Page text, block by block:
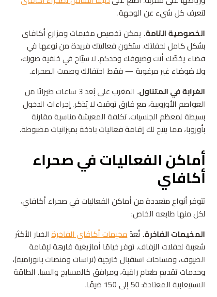
لتعرف كل شيء عن الوجهة.
الخصوصية التامة. يمكن تخصيص مخيمات ومزارع أكافاي
بشكل كامل لحفلتك. ستكون فعاليتك فريدة من نوعها في
فضاء يخصّك أنت وضيوفك وحدكم. لا سيّاح في خلفية صورك،
ولا ضوضاء غير مرغوبة — فقط احتفالك وصمت الصحراء.
الغرابة في المتناول.
المغرب على بُعد 3 ساعات طيرانًا من
العواصم الأوروبية، مع فارق توقيت لا يُذكر. إجراءات الدخول
بسيطة لمعظم الجنسيات. تكلفة المعيشة مناسبة مقارنة
بأوروبا، مما يتيح لك إقامة فعاليات باذخة بميزانيات مضبوطة.
أماكن الفعاليات في صحراء
أكافاي
تتوفر أنواع متعددة من أماكن الفعاليات في صحراء أكافاي،
لكل منها طابعه الخاص:
المخيمات الفاخرة. تُعدّمخيمات أكافاي الفاخرة الخيار الأكثر
شعبية لحفلات الزفاف. توفر خيامًا أمازيغية فارهة لإقامة
الضيوف، ومساحات استقبال خارجية (تراسات ومنصات بانورامية)،
وخدمات تقديم طعام راقية، ومرافق كالمسابح والسبا. الطاقة
الاستيعابية المعتادة: 50 إلى 150 ضيفًا.